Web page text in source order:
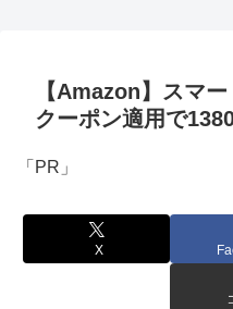
【Amazon】スマ
クーポン適用で
「PR」
X